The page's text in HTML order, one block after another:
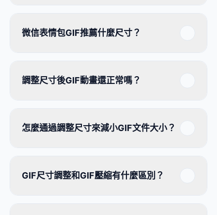
微信表情包GIF推薦什麼尺寸？
調整尺寸後GIF動畫還正常嗎？
怎麼通過調整尺寸來減小GIF文件大小？
GIF尺寸調整和GIF壓縮有什麼區別？